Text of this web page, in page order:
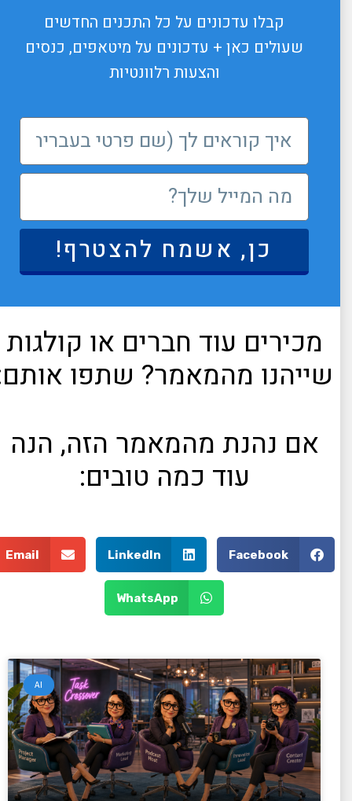
קבלו עדכונים על כל התכנים החדשים
שעולים כאן + עדכונים על מיטאפים, כנסים
והצעות רלוונטיות
כן, אשמח להצטרף!
מכירים עוד חברים או קולגות
שייהנו מהמאמר? שתפו אותם:
אם נהנת מהמאמר הזה, הנה
עוד כמה טובים:
Facebook
LinkedIn
Email
WhatsApp
AI